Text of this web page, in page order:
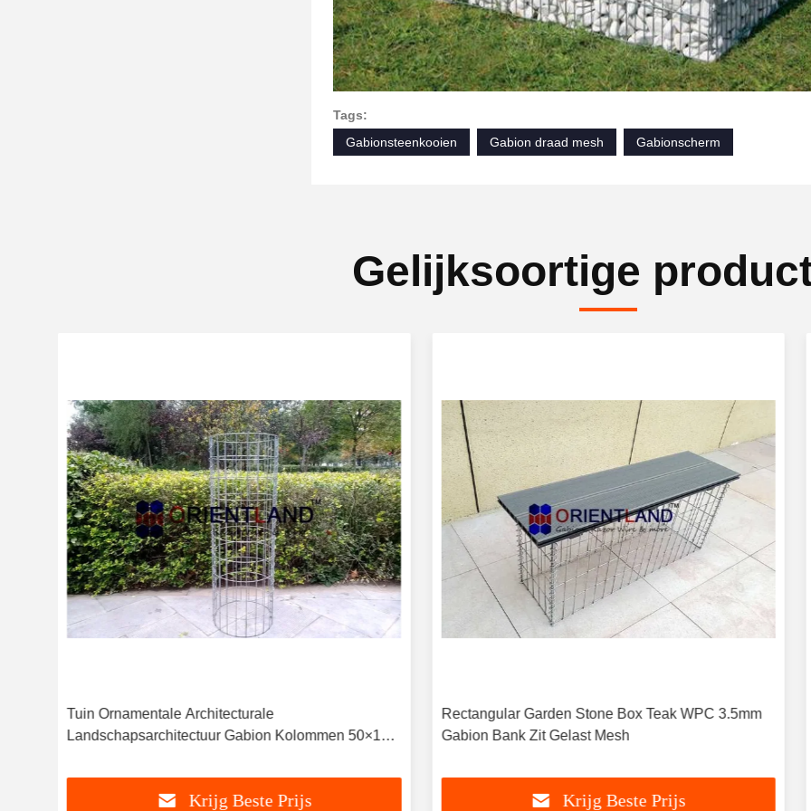
Tags:
Gabionsteenkooien
Gabion draad mesh Gabionscherm
Gelijksoortige
Tuin Ornamentale Architecturale
Landschapsarchitectuur Gabion Kolommen 50×100
Krijg Beste Prijs
Rectangular Garden Stone Box Teak WPC 3.5mm
Gabion Bank Zit Gelast Mesh
Krijg Beste Prijs